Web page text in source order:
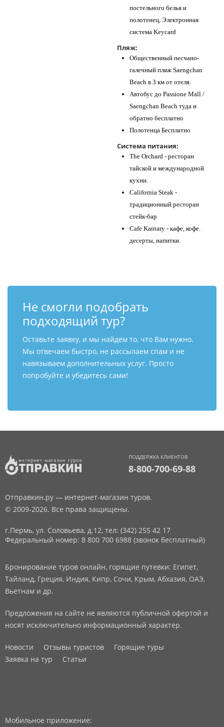
постельного белья и
полотенец, Электронная
система Keycard
Пляж:
Общественный песчано-
галечный пляж Saengchan
Beach в 3 км от отеля.
Автобус до Passione Mall /
Saengchan Beach туда и
обратно бесплатно
Полотенца Бесплатно
Система питания:
The Orchard - ресторан
тайской и международной
кухни.
California Steak -
традиционный ресторан
стейк-бар
Cafe Kantary - кафе, кофе.
десерты, напитки.
Не смогли подобрать
подходящий тур?
Оставьте заявку, и мы найдем то, что Вам нужно.
Мы отвечаем быстро, не рассылаем спам и не
навязываем дополнительных услуг. Просто
попробуйте и убедитесь сами!
ПОДДЕРЖКА КЛИЕНТОВ
8-800-700-69-88
Отправкин.ру — интернет-магазин туров.
© 2009-2026. Все права защищены.
г.Пермь, ул. Соловьева, д.12, тел: (342) 255 42 17
Федеральный номер: 8 800 700 6988 (звонок бесплатный)
Бронирование туров онлайн, горящие путевки: Египет,
Тайланд, Греция, Индия, Кипр, Сочи, Крым, Абхазия, ОАЭ,
Вьетнам и др.
Предложения на сайте не являются публичной офертой и
носят исключительно информационный характер.
Новости Отзывы туристов
Горящие туры
Заявка на тур
Статьи
Мобильное приложение: